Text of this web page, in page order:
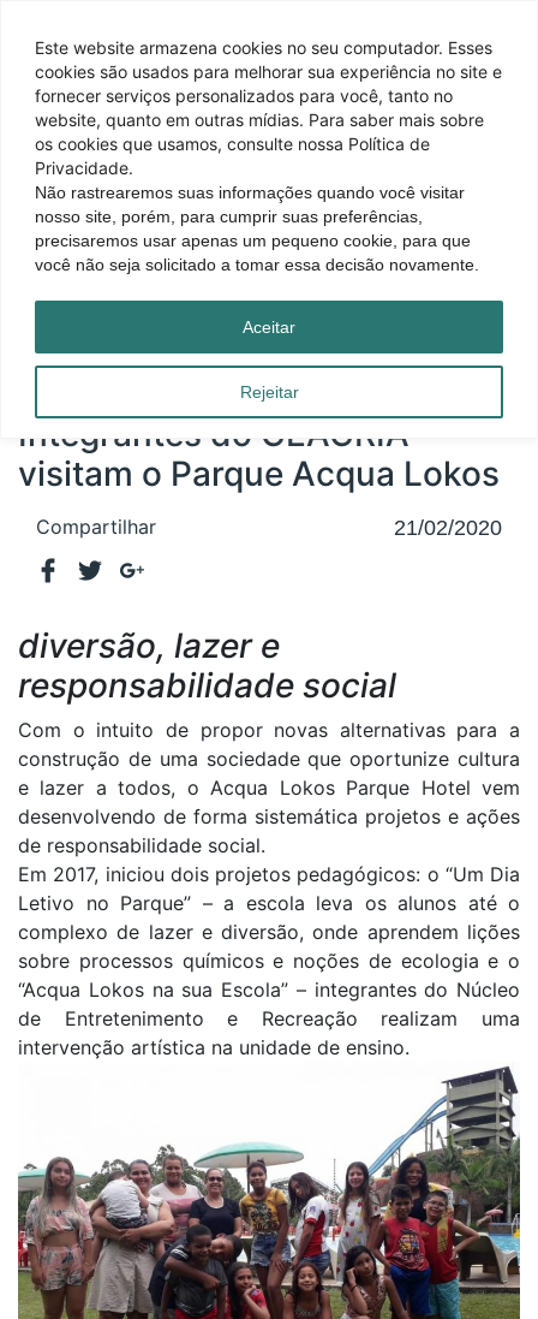
Este website armazena cookies no seu computador. Esses
cookies são usados ​​para melhorar sua experiência no site e
fornecer serviços personalizados para você, tanto no
website, quanto em outras mídias. Para saber mais sobre
os cookies que usamos, consulte nossa Política de
Privacidade.
Não rastrearemos suas informações quando você visitar
nosso site, porém, para cumprir suas preferências,
precisaremos usar apenas um pequeno cookie, para que
você não seja solicitado a tomar essa decisão novamente.
Rejeitar
Aceitar
Página inicial|Blog|Integrantes do CEACRIA visitam o Parque Acqua Lokos
Integrantes do CEACRIA
visitam o Parque Acqua Lokos
Compartilhar 21/02/2020
diversão, lazer e
responsabilidade social
Com o intuito de propor novas alternativas para a
construção de uma sociedade que oportunize cultura
e lazer a todos, o Acqua Lokos Parque Hotel vem
desenvolvendo de forma sistemática projetos e ações
de responsabilidade social.
Em 2017, iniciou dois projetos pedagógicos: o “Um Dia
Letivo no Parque” – a escola leva os alunos até o
complexo de lazer e diversão, onde aprendem lições
sobre processos químicos e noções de ecologia e o
“Acqua Lokos na sua Escola” – integrantes do Núcleo
de Entretenimento e Recreação realizam uma
intervenção artística na unidade de ensino.